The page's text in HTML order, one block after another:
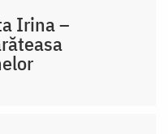
Irina –